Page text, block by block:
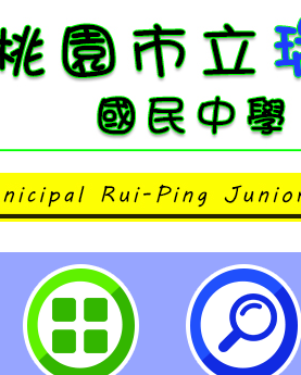
站設計者：徐嘉